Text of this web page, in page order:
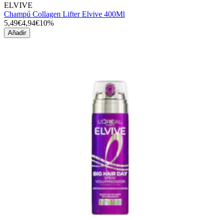
ELVIVE
Champú Collagen Lifter Elvive 400Ml
5,49€4,94€10%
Añadir